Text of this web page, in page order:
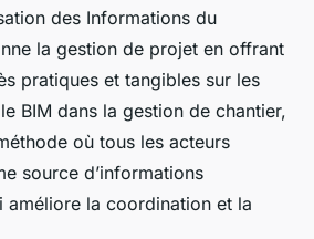
des Informations du
la gestion de projet en offrant
pratiques et tangibles sur les
BIM dans la gestion de chantier,
où tous les acteurs
source d’informations
améliore la coordination et la